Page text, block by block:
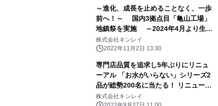
～進化、成長を止めることなく、一歩
前へ！～ 国内3拠点目「亀山工場」
地鎮祭を実施 ～2024年4月より生産
開始予定～
株式会社キンレイ
2022年11月2日 13:30
専門店品質を追求し5年ぶりにリニュ
ーアル 「お水がいらない」シリーズ2
品が総勢200名に当たる！ リニューア
ル記念Webキャンペーン9月27日(火)
株式会社キンレイ